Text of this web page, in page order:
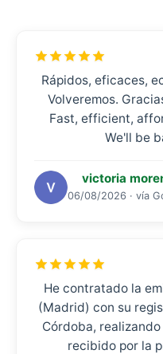
Rápidos, eficaces,
Volveremos.
Fast, efficient,
We'll be
victoria
06/08/2026 · vía
He contratado la
(Madrid) con su
Córdoba,
recibido por la